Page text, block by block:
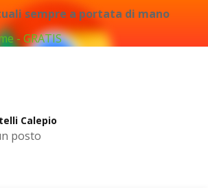
sempre a portata di mano
- GRATIS
posto
Calepio